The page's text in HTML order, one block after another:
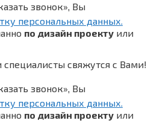
звонок», Вы
персональных данных.
по дизайн проекту или
специалисты свяжутся с Вами!
звонок», Вы
персональных данных.
по дизайн проекту или